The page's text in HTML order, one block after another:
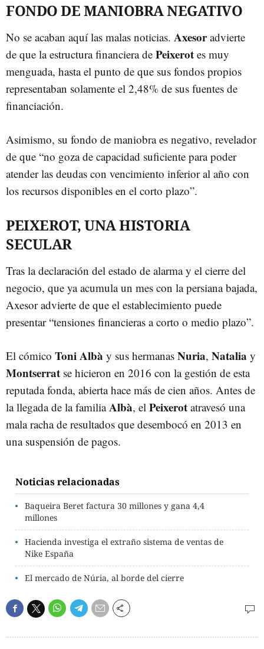
FONDO DE MANIOBRA NEGATIVO
No se acaban aquí las malas noticias. Axesoradvierte
de que la estructura financiera de Peixerot es muy
menguada, hasta el punto de que sus fondos propios
representaban solamente el 2,48% de sus fuentes de
financiación.
Asimismo, su fondo de maniobra es negativo, revelador
de que “no goza de capacidad suficiente para poder
atender las deudas con vencimiento inferior al año con
los recursos disponibles en el corto plazo”.
PEIXEROT, UNA HISTORIA
SECULAR
Tras la declaración del estado de alarma y el cierre del
negocio, que ya acumula un mes con la persiana bajada,
Axesor advierte de que el establecimiento puede
presentar “tensiones financieras a corto o medio plazo”.
El cómico Toni Albà y sus hermanas Nuria, Natalia y
Montserrat se hicieron en 2016 con la gestión de esta
reputada fonda, abierta hace más de cien años. Antes de
la llegada de la familiaAlbà, el Peixerot atravesó una
mala racha de resultados que desembocó en 2013 en
una suspensión de pagos.
Noticias relacionadas
Baqueira Beret factura 30 millones y gana 4,4
millones
Hacienda investiga el extraño sistema de ventas de
Nike España
El mercado de Núria, al borde del cierre